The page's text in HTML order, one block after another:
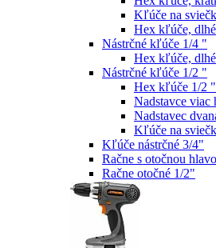
Kľúče na
Hex kľúče, dlhé
Nástrčné kľúče 1/4 "
Hex kľúče, dlhé
Nástrčné kľúče 1/2 "
Hex kľúče 1/2 "
Nadstavce viac
Nadstavec
Kľúče na
Kľúče nástrčné 3/4"
Račne s otočnou
Račne otočné 1/2"